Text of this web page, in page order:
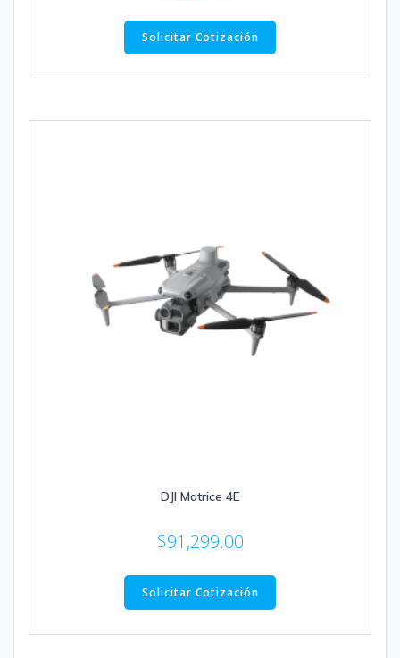
Solicitar Cotización
DJI Matrice 4E
$91,299.00
Solicitar Cotización